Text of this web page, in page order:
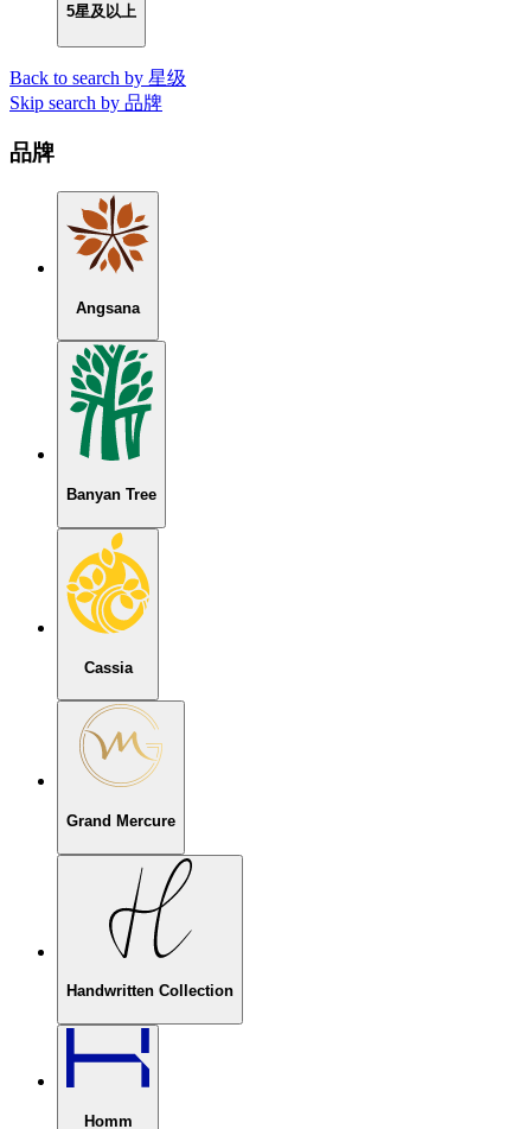
5星及以上
Back to search by 星级
Skip search by 品牌
品牌
Angsana
Banyan Tree
Cassia
Grand Mercure
Handwritten Collection
Homm